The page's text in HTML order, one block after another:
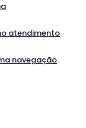
atendimento
navegação